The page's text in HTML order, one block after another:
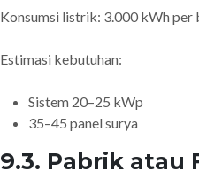
Konsumsi listrik: 3.000 kWh per
Estimasi kebutuhan:
Sistem 20–25 kWp
35–45 panel surya
9.3. Pabrik atau